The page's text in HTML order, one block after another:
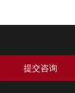
提交咨询